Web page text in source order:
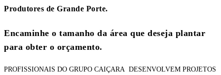
Produtores de Grande Porte.
Encaminhe o tamanho da área que deseja plantar
para obter o orçamento.
PROFISSIONAIS DO GRUPO CAIÇARA DESENVOLVEM PROJETOS